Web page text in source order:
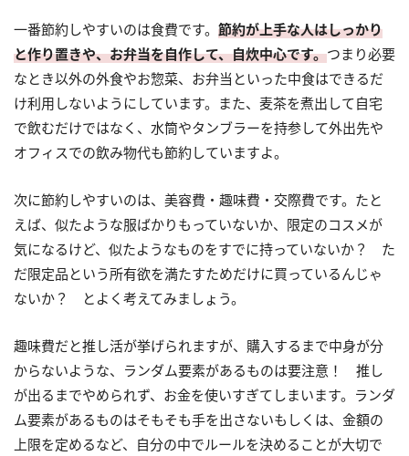
一番節約しやすいのは食費です。 節約が上手な人はしっかり
と作り置きや、お弁当を自作して、自炊中心です。つまり必要
なとき以外の外食やお惣菜、お弁当といった中食はできるだ
け利用しないようにしています。また、麦茶を煮出して自宅
で飲むだけではなく、水筒やタンブラーを持参して外出先や
オフィスでの飲み物代も節約していますよ。
次に節約しやすいのは、美容費・趣味費・交際費です。たと
えば、似たような服ばかりもっていないか、限定のコスメが
気になるけど、似たようなものをすでに持っていないか？ た
だ限定品という所有欲を満たすためだけに買っているんじゃ
ないか？ とよく考えてみましょう。
趣味費だと推し活が挙げられますが、購入するまで中身が分
からないような、ランダム要素があるものは要注意！ 推し
が出るまでやめられず、お金を使いすぎてしまいます。ランダ
ム要素があるものはそもそも手を出さないもしくは、金額の
上限を定めるなど、自分の中でルールを決めることが大切で